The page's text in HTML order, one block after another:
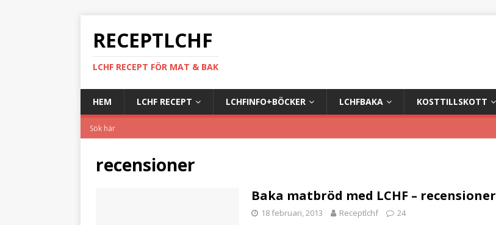
RECEPTLCHF
LCHF RECEPT FÖR MAT & BAK
HEM LCHF RECEPT LCHFINFO+BÖCKER LCHFBAKA KOSTTILLSKOTT
recensioner
Baka matbröd med LCHF – recensioner
18 februari, 2013 Receptlchf 24